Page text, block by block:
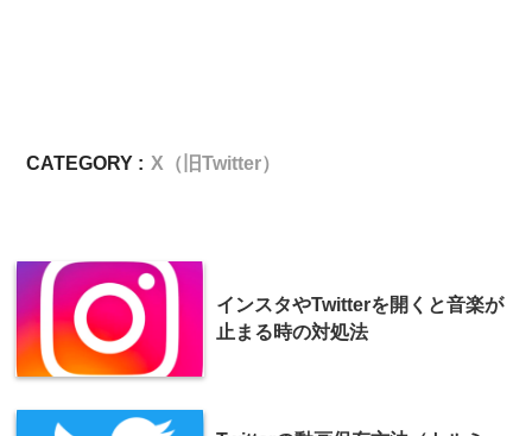
CATEGORY : X（旧Twitter）
インスタやTwitterを開くと音楽が
止まる時の対処法